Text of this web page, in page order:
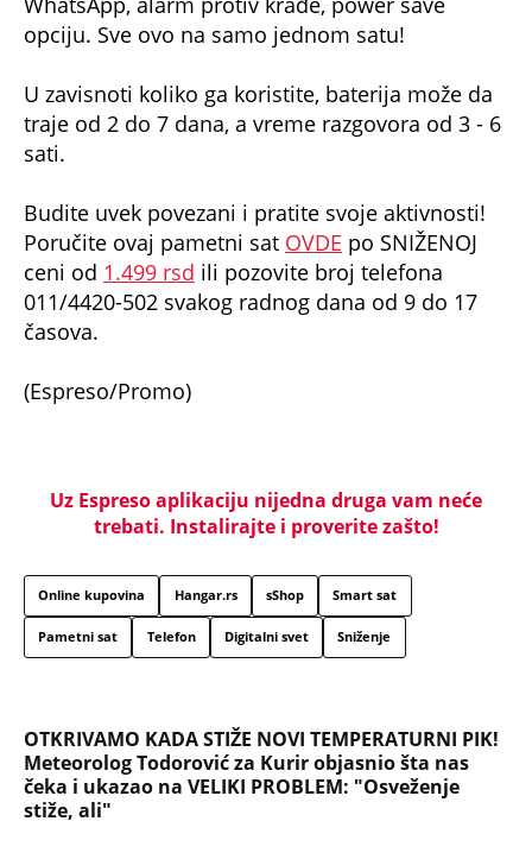
opciju. Sve ovo na samo jednom satu!
U zavisnoti koliko ga koristite, baterija može da
traje od 2 do 7 dana, a vreme razgovora od 3 - 6
sati.
Budite uvek povezani i pratite svoje aktivnosti!
Poručite ovaj pametni sat OVDE po SNIŽENOJ
ceni od 1.499 rsd ili pozovite broj telefona
011/4420-502 svakog radnog dana od 9 do 17
časova.
(Espreso/Promo)
Uz Espreso aplikaciju nijedna druga vam neće
trebati. Instalirajte i proverite zašto!
Online kupovina Hangar.rs sShop Smart sat
Pametni sat Telefon Digitalni svet Sniženje
OTKRIVAMO KADA STIŽE NOVI TEMPERATURNI PIK!
Meteorolog Todorović za Kurir objasnio šta nas
čeka i ukazao na VELIKI PROBLEM: "Osveženje
stiže, ali"